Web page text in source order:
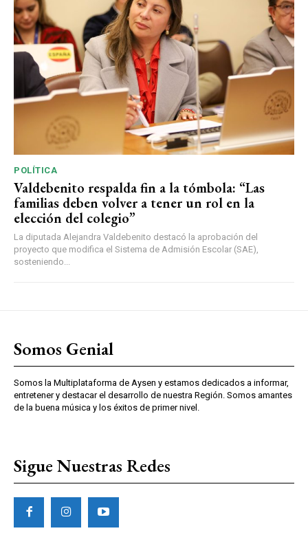
POLÍTICA
Valdebenito respalda fin a la tómbola: “Las
familias deben volver a tener un rol en la
elección del colegio”
La diputada Alejandra Valdebenito destacó la aprobación del
proyecto que modifica el Sistema de Admisión Escolar (SAE),
sosteniendo...
Somos Genial
Somos la Multiplataforma de Aysen y estamos dedicados a informar,
entretener y destacar el desarrollo de nuestra Región. Somos amantes
de la buena música y los éxitos de primer nivel.
Sigue Nuestras Redes